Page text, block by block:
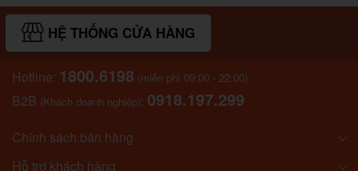
HỆ THỐNG CỬA HÀNG
Hotline: 1800.6198 (miễn phí 09:00 - 22:00)
B2B (Khách doanh nghiệp): 0918.197.299
Chính sách bán hàng
Hỗ trợ khách hàng